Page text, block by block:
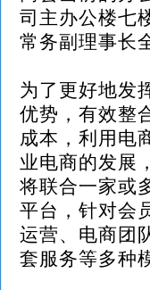
司主办公楼七
常务副理事长
为了更好地发
优势，有效整
成本，利用电
业电商的发展
将联合一家或
平台，针对会
运营、电商团
套服务等多种